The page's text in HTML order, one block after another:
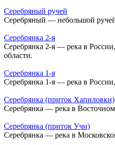
Серебряный ручей
Серебряный — небольшой ручей
Серебрянка 2-я
Серебрянка 2-я — река в
области.
Серебрянка 1-я
Серебрянка 1-я — река в
Серебрянка (приток Хапиловки)
Серебрянка — река в
Серебрянка (приток Учи)
Серебрянка — река в